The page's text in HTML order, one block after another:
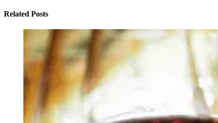
Related Posts